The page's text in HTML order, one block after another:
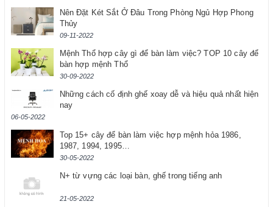
Nên Đặt Két Sắt Ở Đâu Trong Phòng Ngủ Hợp Phong
Thủy
09-11-2022
Mệnh Thổ hợp cây gì để bàn làm việc? TOP 10 cây để
bàn hợp mệnh Thổ
30-09-2022
Những cách cố định ghế xoay dễ và hiệu quả nhất hiện
nay
06-05-2022
Top 15+ cây để bàn làm việc hợp mệnh hỏa 1986,
1987, 1994, 1995…
30-05-2022
N+ từ vựng các loại bàn, ghế trong tiếng anh
21-05-2022